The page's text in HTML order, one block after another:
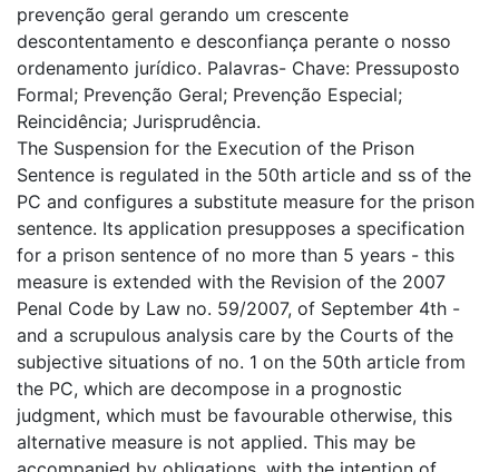
prevenção geral gerando um crescente
descontentamento e desconfiança perante o nosso
ordenamento jurídico. Palavras- Chave: Pressuposto
Formal; Prevenção Geral; Prevenção Especial;
Reincidência; Jurisprudência.
The Suspension for the Execution of the Prison
Sentence is regulated in the 50th article and ss of the
PC and configures a substitute measure for the prison
sentence. Its application presupposes a specification
for a prison sentence of no more than 5 years - this
measure is extended with the Revision of the 2007
Penal Code by Law no. 59/2007, of September 4th -
and a scrupulous analysis care by the Courts of the
subjective situations of no. 1 on the 50th article from
the PC, which are decompose in a prognostic
judgment, which must be favourable otherwise, this
alternative measure is not applied. This may be